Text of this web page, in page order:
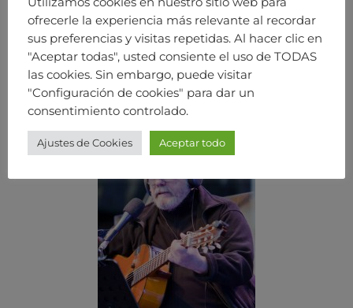
ofrecerle la experiencia más relevante al recordar
sus preferencias y visitas repetidas. Al hacer clic en
"Aceptar todas", usted consiente el uso de TODAS
las cookies. Sin embargo, puede visitar
"Configuración de cookies" para dar un
consentimiento controlado.
Ajustes de Cookies Aceptar todo